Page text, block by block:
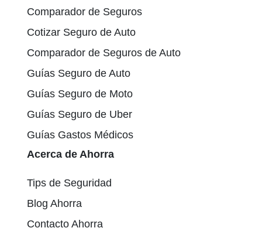
Comparador de Seguros
Cotizar Seguro de Auto
Comparador de Seguros de Auto
Guías Seguro de Auto
Guías Seguro de Moto
Guías Seguro de Uber
Guías Gastos Médicos
Acerca de Ahorra
Tips de Seguridad
Blog Ahorra
Contacto Ahorra